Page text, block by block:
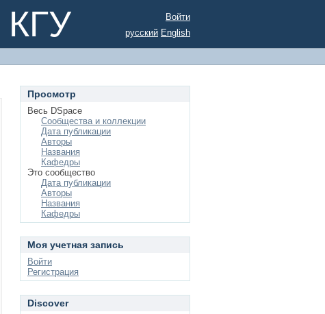
КГУ
Войти
русский English
Просмотр
Весь DSpace
Сообщества и коллекции
Дата публикации
Авторы
Названия
Кафедры
Это сообщество
Дата публикации
Авторы
Названия
Кафедры
Моя учетная запись
Войти
Регистрация
Discover